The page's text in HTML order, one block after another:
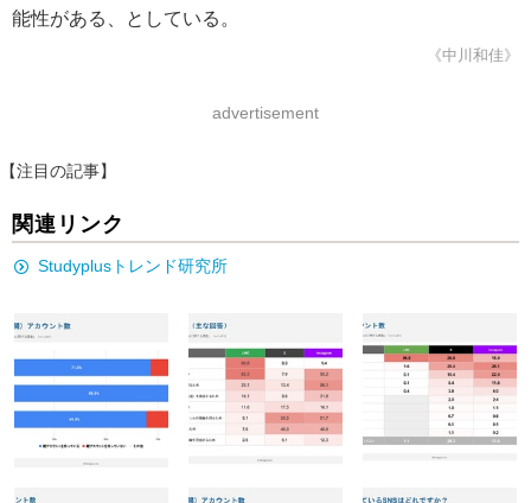
能性がある、としている。
《中川和佳》
advertisement
【注目の記事】
関連リンク
Studyplusトレンド研究所